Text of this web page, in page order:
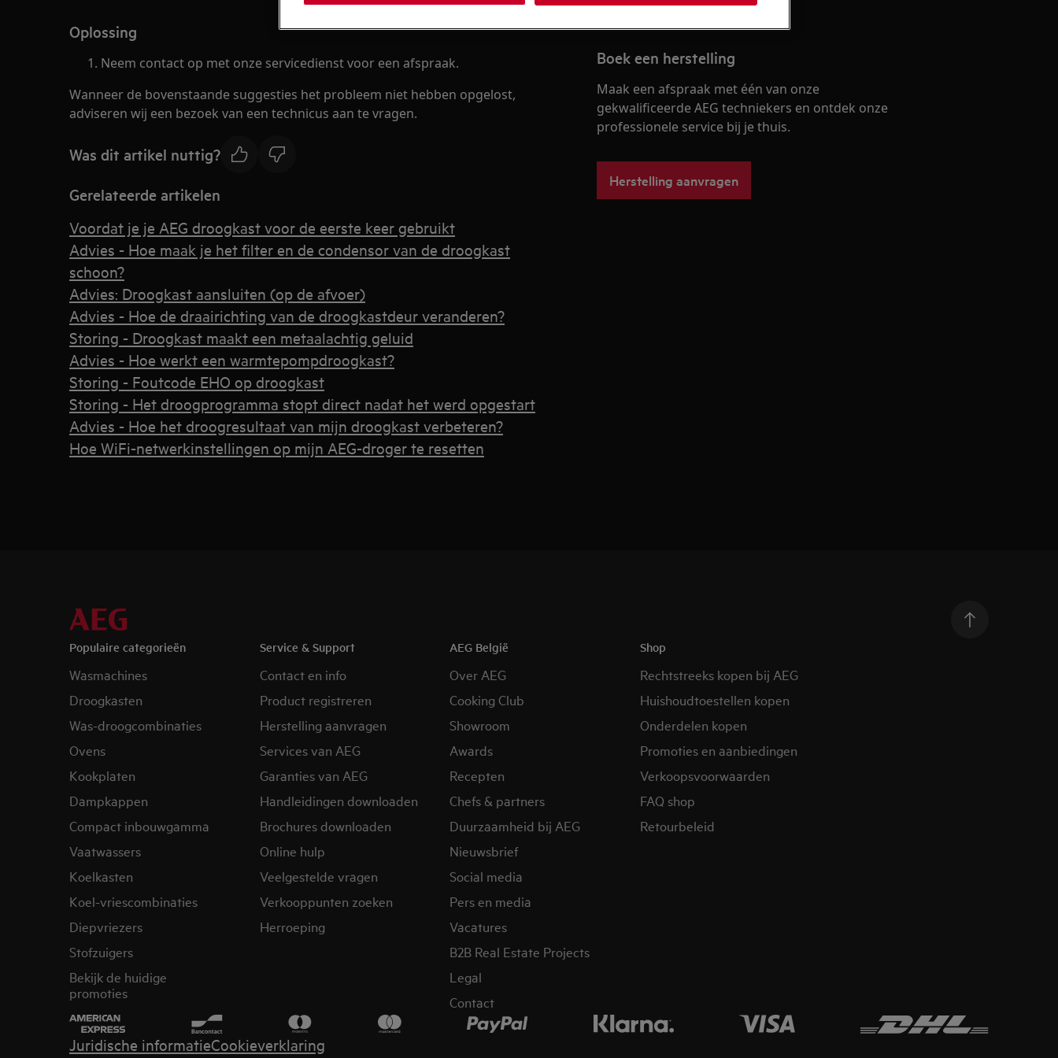
Oplossing
Neem contact op met onze servicedienst voor een afspraak.
Wanneer de bovenstaande suggesties het probleem niet hebben opgelost,
adviseren wij een bezoek van een technicus aan te vragen.
Was dit artikel nuttig?
Gerelateerde artikelen
Voordat je je AEG droogkast voor de eerste keer gebruikt
Advies - Hoe maak je het filter en de condensor van de droogkast
schoon?
Advies: Droogkast aansluiten (op de afvoer)
Advies - Hoe de draairichting van de droogkastdeur veranderen?
Storing - Droogkast maakt een metaalachtig geluid
Advies - Hoe werkt een warmtepompdroogkast?
Storing - Foutcode EHO op droogkast
Storing - Het droogprogramma stopt direct nadat het werd opgestart
Advies - Hoe het droogresultaat van mijn droogkast verbeteren?
Hoe WiFi-netwerkinstellingen op mijn AEG-droger te resetten
Boek een herstelling
Maak een afspraak met één van onze
gekwalificeerde AEG techniekers en ontdek onze
professionele service bij je thuis.
Herstelling aanvragen
Populaire categorieën
Wasmachines
Droogkasten
Was-droogcombinaties
Ovens
Kookplaten
Dampkappen
Compact inbouwgamma
Vaatwassers
Koelkasten
Koel-vriescombinaties
Diepvriezers
Stofzuigers
Bekijk de huidige
promoties
Service & Support
Contact en info
Product registreren
Herstelling aanvragen
Services van AEG
Garanties van AEG
Handleidingen downloaden
Brochures downloaden
Online hulp
Veelgestelde vragen
Verkooppunten zoeken
Herroeping
AEG België
Over AEG
Cooking Club
Showroom
Awards
Recepten
Chefs & partners
Duurzaamheid bij AEG
Nieuwsbrief
Social media
Pers en media
Vacatures
B2B Real Estate Projects
Legal
Contact
Shop
Rechtstreeks kopen bij AEG
Huishoudtoestellen kopen
Onderdelen kopen
Promoties en aanbiedingen
Verkoopsvoorwaarden
FAQ shop
Retourbeleid​
Juridische informatieCookieverklaring